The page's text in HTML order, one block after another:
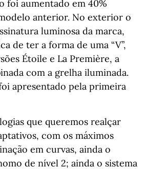
foi aumentado em 40%
anterior. No exterior o
luminosa da marca,
de ter a forma de uma “V”,
Étoile e La Première, a
com a grelha iluminada.
apresentado pela primeira
que queremos realçar
com os máximos
em curvas, ainda o
de nível 2; ainda o sistema